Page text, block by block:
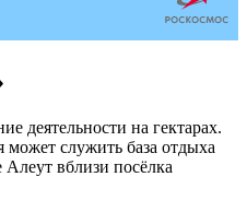
деятельности на гектарах.
служить база отдыха
вблизи посёлка